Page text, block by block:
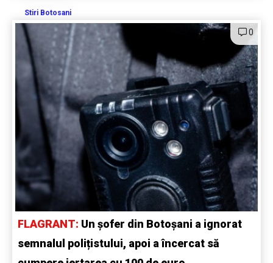
Stiri Botosani
0
FLAGRANT: Un șofer din Botoșani a ignorat
semnalul polițistului, apoi a încercat să